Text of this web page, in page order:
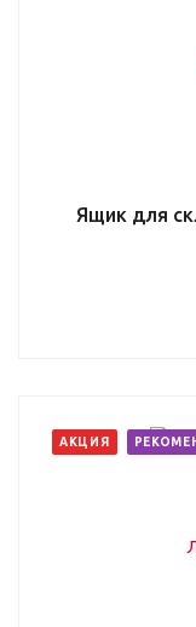
Ящик для
АКЦИЯ